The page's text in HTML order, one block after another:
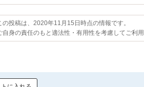
の投稿は、2020年11月15日時点の情報です。
自身の責任のもと適法性・有用性を考慮してご利